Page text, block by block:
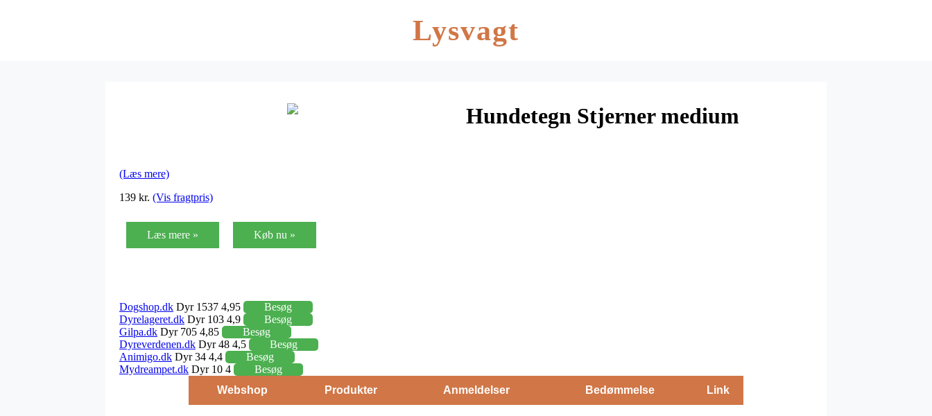
Lysvagt
Hundetegn Stjerner medium
(Læs mere)
139 kr. (Vis fragtpris)
Læs mere » Køb nu »
Dogshop.dk Dyr 1537 4,95
Besøg
Dyrelageret.dk Dyr 103 4,9
Besøg
Gilpa.dk Dyr 705 4,85
Besøg
Dyreverdenen.dk Dyr 48 4,5
Besøg
Animigo.dk Dyr 34 4,4
Besøg
Mydreampet.dk Dyr 10 4
Besøg
Webshop
Produkter Anmeldelser Bedømmelse Link